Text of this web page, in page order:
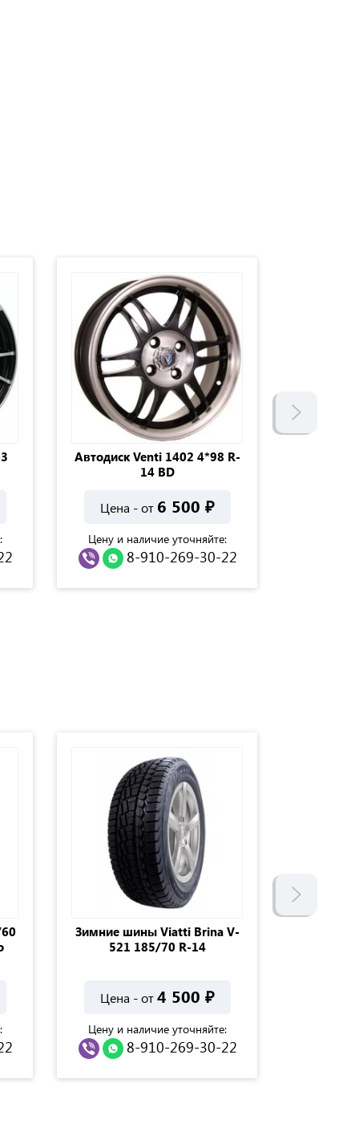
Автодиск Venti 1402 4*98 R-
14 BD
Цена - от 6 500 ₽
Цену и наличие уточняйте:
8-910-269-30-22
Зимние шины Viatti Brina V-
521 185/70 R-14
Цена - от4 500 ₽
Цену и наличие уточняйте:
8-910-269-30-22